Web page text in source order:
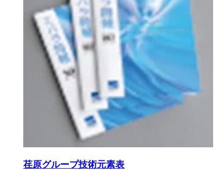
荏原グループ技術元素表